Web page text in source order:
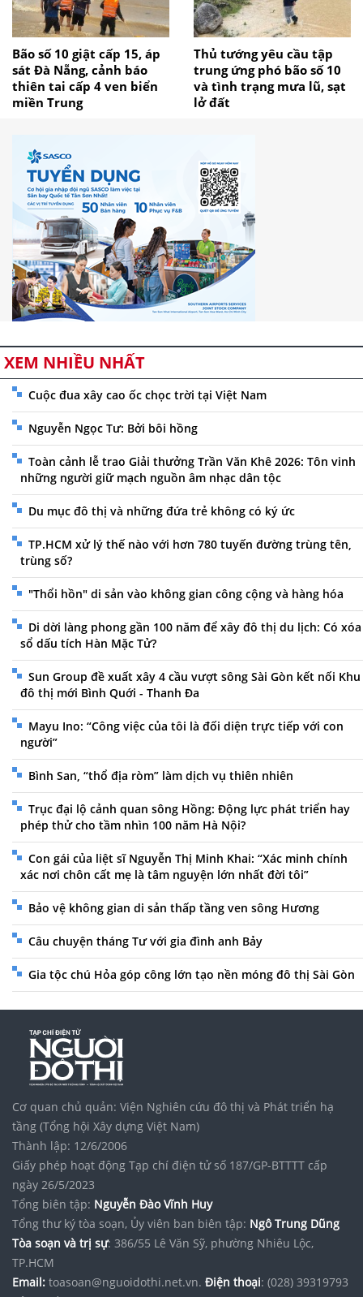
Bão số 10 giật cấp 15, áp
sát Đà Nẵng, cảnh báo
thiên tai cấp 4 ven biển
miền Trung
Thủ tướng yêu cầu tập
trung ứng phó bão số 10
và tình trạng mưa lũ, sạt
lở đất
XEM NHIỀU NHẤT
Cuộc đua xây cao ốc chọc trời tại Việt Nam
Nguyễn Ngọc Tư: Bởi bôi hồng
Toàn cảnh lễ trao Giải thưởng Trần Văn Khê 2026: Tôn vinh
những người giữ mạch nguồn âm nhạc dân tộc
Du mục đô thị và những đứa trẻ không có ký ức
TP.HCM xử lý thế nào với hơn 780 tuyến đường trùng tên,
trùng số?
"Thổi hồn" di sản vào không gian công cộng và hàng hóa
Di dời làng phong gần 100 năm để xây đô thị du lịch: Có xóa
sổ dấu tích Hàn Mặc Tử?
Sun Group đề xuất xây 4 cầu vượt sông Sài Gòn kết nối Khu
đô thị mới Bình Quới - Thanh Đa
Mayu Ino: “Công việc của tôi là đối diện trực tiếp với con
người”
Bình San, “thổ địa ròm” làm dịch vụ thiên nhiên
Trục đại lộ cảnh quan sông Hồng: Động lực phát triển hay
phép thử cho tầm nhìn 100 năm Hà Nội?
Con gái của liệt sĩ Nguyễn Thị Minh Khai: “Xác minh chính
xác nơi chôn cất mẹ là tâm nguyện lớn nhất đời tôi”
Bảo vệ không gian di sản thấp tầng ven sông Hương
Câu chuyện tháng Tư với gia đình anh Bảy
Gia tộc chú Hỏa góp công lớn tạo nền móng đô thị Sài Gòn
Cơ quan chủ quản: Viện Nghiên cứu đô thị và Phát triển hạ
tầng (Tổng hội Xây dựng Việt Nam)
Thành lập: 12/6/2006
Giấy phép hoạt động Tạp chí điện tử số 187/GP-BTTTT cấp
ngày 26/5/2023
Tổng biên tập: Nguyễn Đào Vĩnh Huy
Tổng thư ký tòa soạn, Ủy viên ban biên tập: Ngô Trung Dũng
Tòa soạn và trị sự: 386/55 Lê Văn Sỹ, phường Nhiêu Lộc,
TP.HCM
Email: toasoan@nguoidothi.net.vn. Điện thoại: (028) 39319793